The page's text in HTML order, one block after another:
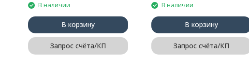
В наличии
В корзину
Запрос счёта/КП
В наличии
В корзину
Запрос счёта/КП